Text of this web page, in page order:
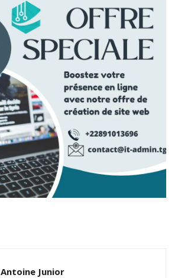
Antoine Junior